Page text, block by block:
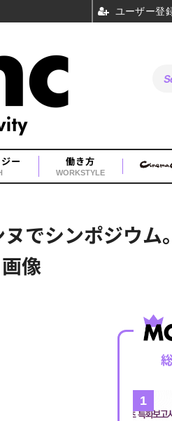
ー 働き方
WORKSTYLE
でシンポジウ
像
ユーザー登